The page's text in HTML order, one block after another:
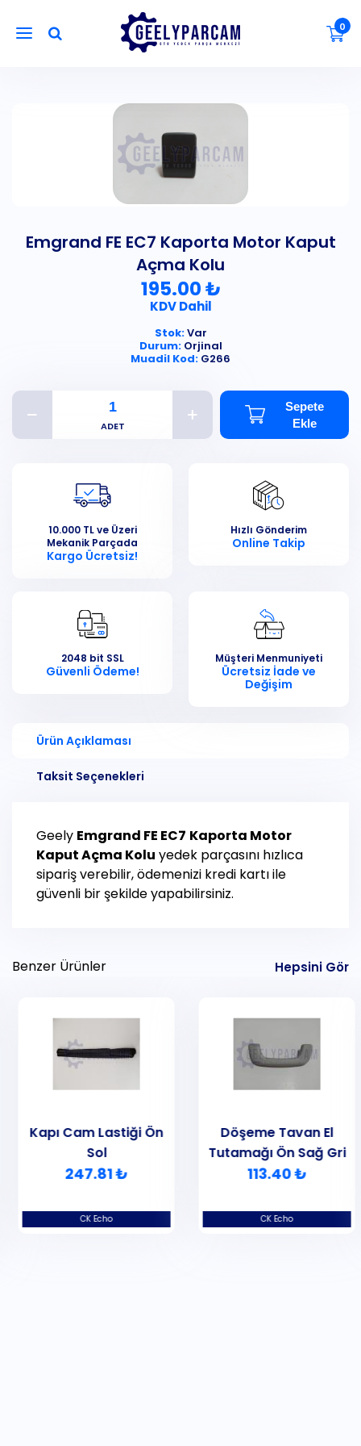
0
Emgrand FE EC7 Kaporta Motor Kaput
Açma Kolu
195.00 ₺
KDV Dahil
Stok:Var
Durum:Orjinal
Muadil Kod: G266
Sepete
Ekle
10.000 TL ve Üzeri
Mekanik Parçada
Kargo Ücretsiz!
Hızlı Gönderim
Online Takip
2048 bit SSL
Güvenli Ödeme!
Müşteri Menmuniyeti
Ücretsiz İade ve
Değişim
Ürün Açıklaması
Taksit Seçenekleri
Geely Emgrand FE EC7 Kaporta Motor
Kaput Açma Kolu yedek parçasını hızlıca
sipariş verebilir, ödemenizi kredi kartı ile
güvenli bir şekilde yapabilirsiniz.
Benzer Ürünler Hepsini Gör
CK Echo
Kapı Cam Lastiği Ön
Sol
247.81 ₺
CK Echo
Döşeme Tavan El
Tutamağı Ön Sağ Gri
113.40 ₺